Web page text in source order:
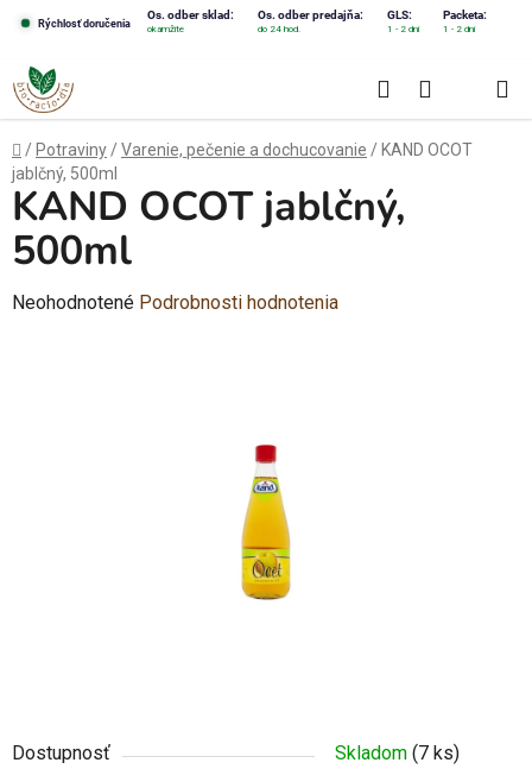
obsah
Rýchlosť doručenia
Os. odber sklad: Os. odber predajňa: GLS: Packeta:
okamžite do 24 hod. 1 - 2 dni 1 - 2 dni
Hľadať
KOŠÍK
Domov
/ Potraviny /Varenie, pečenie a dochucovanie / KAND OCOT
jablčný, 500ml
Dostupnosť Skladom (7 ks)
KAND OCOT jablčný,
500ml
Priemerné
Neohodnotené Podrobnosti hodnotenia